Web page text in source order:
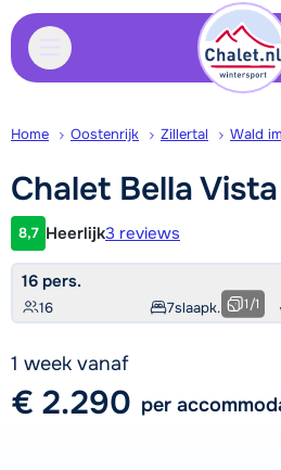
Home Oostenrijk Zillertal Wald
Chalet BellaVista
Klantwaardering
8,7 Heerlijk3 reviews
16 pers.
16 7slaapk. 1/1
1 week vanaf
€ 2.290 per